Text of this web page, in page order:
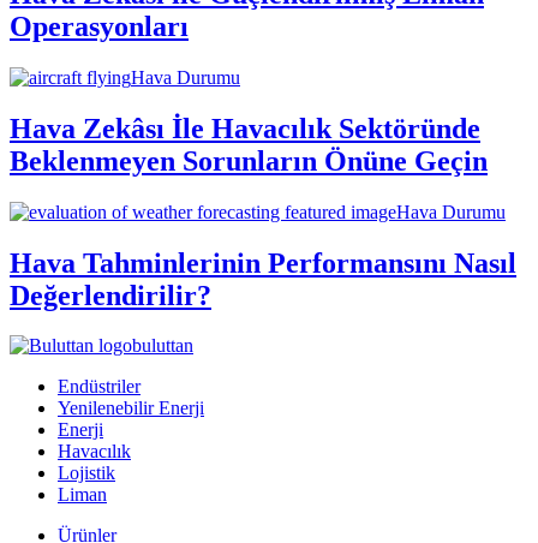
Operasyonları
Hava Durumu
Hava Zekâsı İle Havacılık Sektöründe
Beklenmeyen Sorunların Önüne Geçin
Hava Durumu
Hava Tahminlerinin Performansını Nasıl
Değerlendirilir?
buluttan
Endüstriler
Yenilenebilir Enerji
Enerji
Havacılık
Lojistik
Liman
Ürünler